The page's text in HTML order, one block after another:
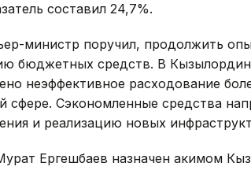
составил 24,7%.
министр поручил, продолжить
бюджетных средств. В
неэффективное расходование
сфере. Сэкономленные средства
и реализацию новых
Ергешбаев назначен акимом